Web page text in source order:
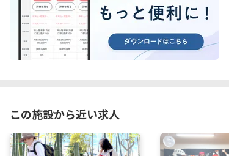
この施設から近い求人